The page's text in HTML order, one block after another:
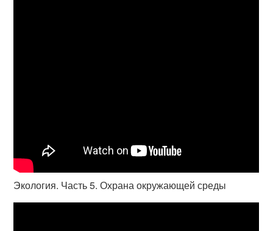
Экология. Часть 5. Охрана окружающей среды